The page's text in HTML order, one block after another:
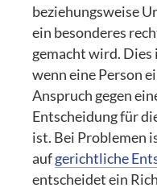
beziehungsweise
ein besonderes
gemacht wird. Dies
wenn eine Person
Anspruch gegen
Entscheidung für
ist. Bei Problemen
aufgerichtliche
entscheidet ein